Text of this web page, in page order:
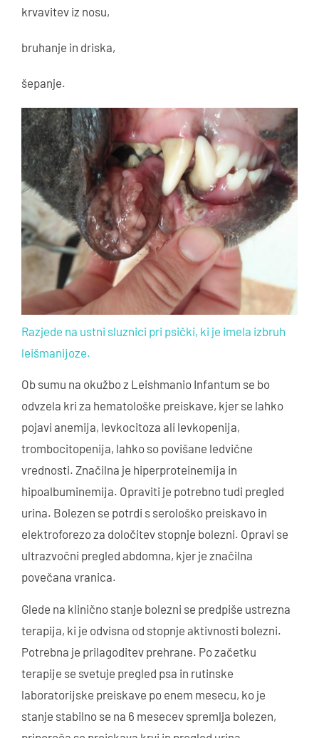
krvavitev iz nosu,
bruhanje in driska,
šepanje.
Razjede na ustni sluznici pri psički, ki je imela izbruh
leišmanijoze.
Ob sumu na okužbo z Leishmanio Infantum se bo
odvzela kri za hematološke preiskave, kjer se lahko
pojavi anemija, levkocitoza ali levkopenija,
trombocitopenija, lahko so povišane ledvične
vrednosti. Značilna je hiperproteinemija in
hipoalbuminemija. Opraviti je potrebno tudi pregled
urina. Bolezen se potrdi s serološko preiskavo in
elektroforezo za določitev stopnje bolezni. Opravi se
ultrazvočni pregled abdomna, kjer je značilna
povečana vranica.
Glede na klinično stanje bolezni se predpiše ustrezna
terapija, ki je odvisna od stopnje aktivnosti bolezni.
Potrebna je prilagoditev prehrane. Po začetku
terapije se svetuje pregled psa in rutinske
laboratorijske preiskave po enem mesecu, ko je
stanje stabilno se na 6 mesecev spremlja bolezen,